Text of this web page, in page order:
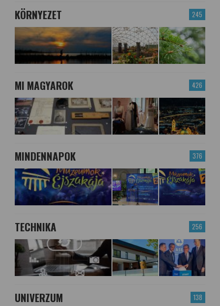
245
KÖRNYEZET
426
MI MAGYAROK
376
MINDENNAPOK
256
TECHNIKA
138
UNIVERZUM